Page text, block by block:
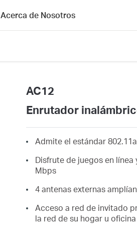
Acerca de Nosotros
AC12
Enrutador
Admite el estándar
Disfrute de juegos en
Mbps
4 antenas externas
Acceso a red de invitado
la red de su hogar u oficina